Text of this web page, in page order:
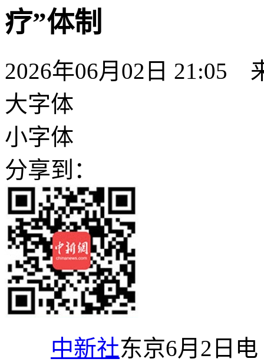
疗”体制
2026年06月02日 21:05
大字体
小字体
分享到：
中新社东京6月2日